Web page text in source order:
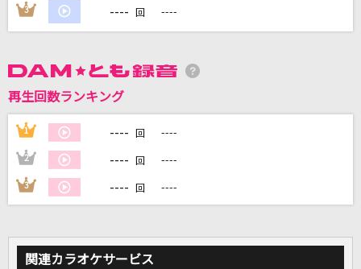
DAMに会員登録・ログインして
自宅でカラオケ歌い放題！
3 ---- 回 ----
再生回数ランキング
1 ---- 回 ----
2 ---- 回 ----
3 ---- 回 ----
関連カラオケサービス